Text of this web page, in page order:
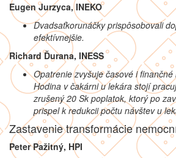
Eugen Jurzyca, INEKO
Dvadsaťkorunáčky prispôsobovali
efektívnejšie.
Richard Ďurana, INESS
Opatrenie zvyšuje časové i
Hodina v čakárni u lekára stojí
zrušený 20 Sk poplatok, ktorý po
prispel k redukcii počtu návštev u
Zastavenie transformácie
Peter Pažitný, HPI